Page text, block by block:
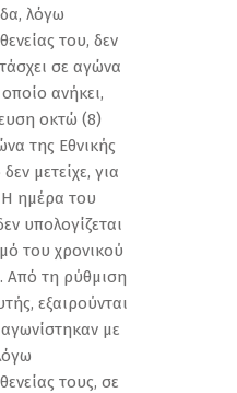
λόγω
του, δεν
σε αγώνα
ανήκει,
οκτώ (8)
της Εθνικής
μετείχε, για
Η ημέρα του
υπολογίζεται
του χρονικού
Από τη ρύθμιση
εξαιρούνται
με
τους, σε